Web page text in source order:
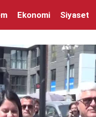
Ekonomi Siyaset